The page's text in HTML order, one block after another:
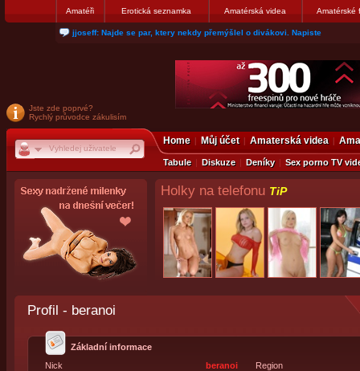
Amatéři Erotická seznamka Amatérská videa Amatérské
jjoseff: Najde se par, ktery nekdy přemýšlel o divákovi. Napiste
Jste zde poprvé?
Rychlý průvodce zákulisím
Home Můj účet Amaterská videa
Tabule Diskuze Deníky Sex porno TV
Holky na telefonu TiP
Profil - beranoi
Základní informace
Nick
beranoi
Region